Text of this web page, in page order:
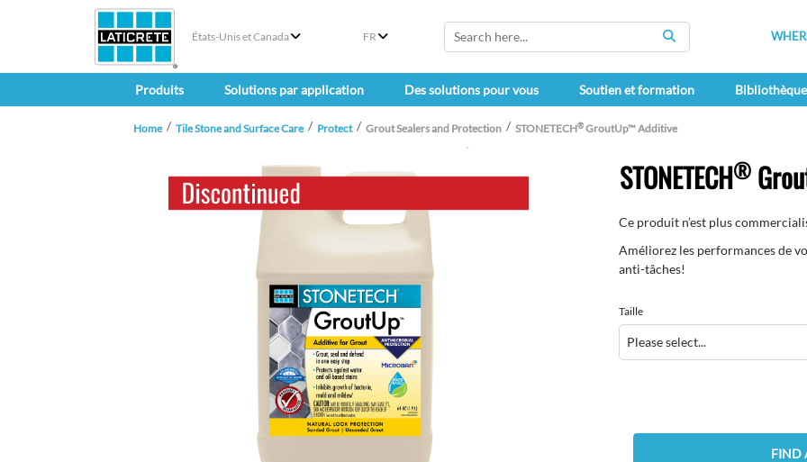
États-Unis et Canada FR
SEARCH
Produits Solutions par application Des solutions pour vous Soutien et formation
Home Tile Stone and Surface Care Protect Grout Sealers and Protection STONETECH®GroutUp™ Additive
STONETECH®
Ce produit n’est plus
Améliorez les performances de
anti-tâches!
Taille
FIND